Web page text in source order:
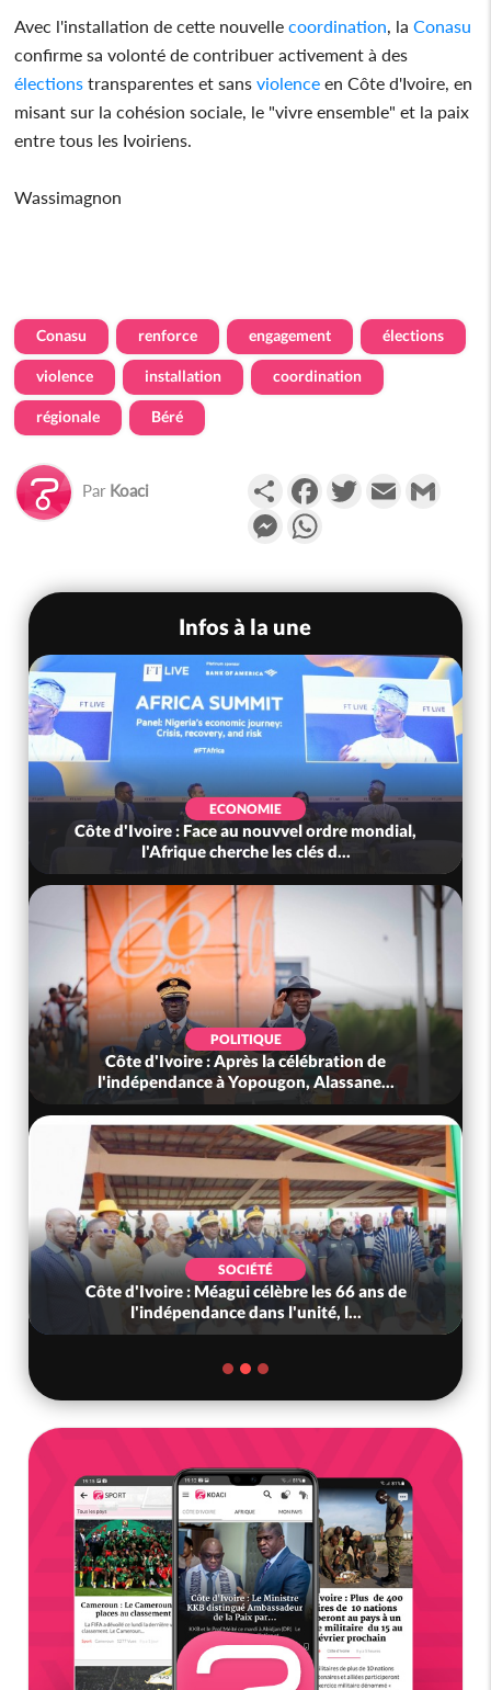
Avec l'installation de cette nouvelle coordination , laConasu
confirme sa volonté de contribuer activement à des
élections transparentes et sans violence en Côte d'Ivoire, en
misant sur la cohésion sociale, le "vivre ensemble" et la paix
entre tous les Ivoiriens.
Wassimagnon
Conasu renforce engagement élections
violence installation coordination
régionale Béré
Par Koaci PartagerFacebookTwitterEmail
Messenger
Infos à la une
ECONOMIE
Côte d'Ivoire : Face au nouvvel ordre mondial,
l'Afrique cherche les clés d...
POLITIQUE
Côte d'Ivoire : Après la célébration de
l'indépendance à Yopougon, Alassane...
SOCIÉTÉ
Côte d'Ivoire : Méagui célèbre les 66 ans de
l'indépendance dans l'unité, l...